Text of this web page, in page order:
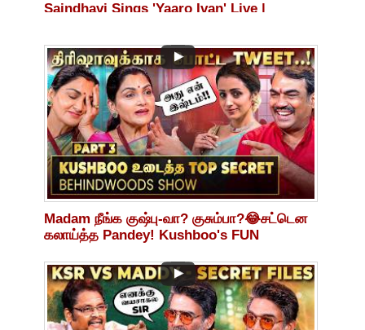
Saindhavi Sings 'Yaaro Ivan' Live |
Madam நீங்க குஷ்பு-வா? குசும்பா?😂சட்டென
கலாய்த்த Pandey! Kushboo's FUN